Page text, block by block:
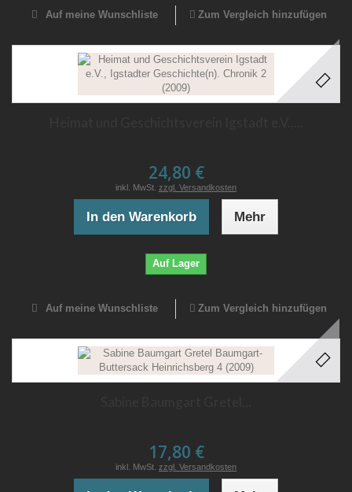
Auf meine Wunschliste Zum Vergleich hinzufügen
24,80 €
inkl. MwSt. zzgl. Versandkosten
In den Warenkorb Mehr
Auf Lager
Auf meine Wunschliste Zum Vergleich hinzufügen
17,80 €
inkl. MwSt. zzgl. Versandkosten